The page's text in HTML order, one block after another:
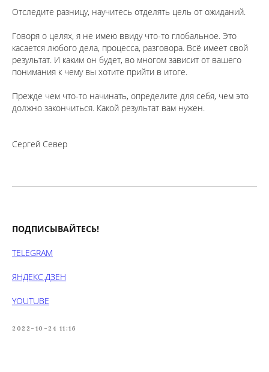
Отследите разницу, научитесь отделять цель от ожиданий.
Говоря о целях, я не имею ввиду что-то глобальное. Это
касается любого дела, процесса, разговора. Всё имеет свой
результат. И каким он будет, во многом зависит от вашего
понимания к чему вы хотите прийти в итоге.
Прежде чем что-то начинать, определите для себя, чем это
должно закончиться. Какой результат вам нужен.
Сергей Север
ПОДПИСЫВАЙТЕСЬ!
TELEGRAM
ЯНДЕКС.ДЗЕН
YOUTUBE
2022-10-24 11:16